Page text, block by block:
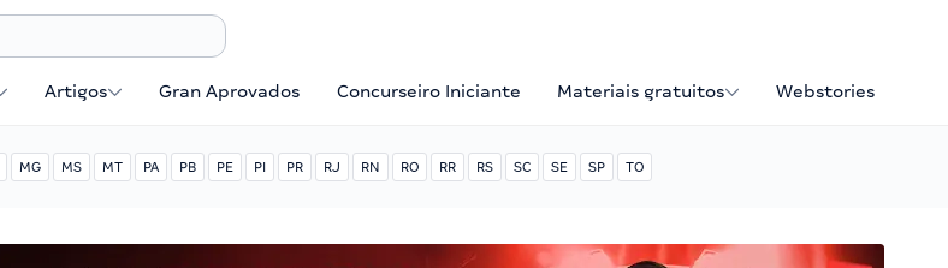
Artigos Gran Aprovados Concurseiro Iniciante Materiais gratuitos Webstories
MG MS MT PA PB PE PI PR RJ RN RO RR RS SC SE SP TO